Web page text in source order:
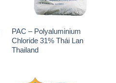
PAC – Polyaluminium
Chloride 31% Thái Lan
Thailand